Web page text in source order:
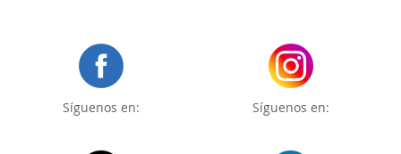
Síguenos en: Síguenos en: